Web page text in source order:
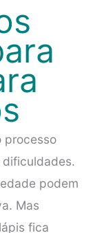
processo
podem
Mas
fica